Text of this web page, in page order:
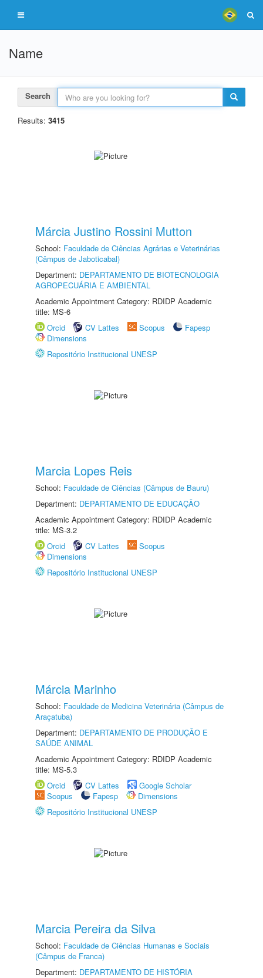
Name
Search
Results: 3415
Márcia Justino Rossini Mutton
School: Faculdade de Ciências Agrárias e Veterinárias
(Câmpus de Jaboticabal)
Department: DEPARTAMENTO DE BIOTECNOLOGIA
AGROPECUÁRIA E AMBIENTAL
Academic Appointment Category: RDIDP Academic
title: MS-6
Orcid
CV Lattes Scopus
Fapesp
Dimensions
Repositório Institucional UNESP
Marcia Lopes Reis
School: Faculdade de Ciências (Câmpus de Bauru)
Department: DEPARTAMENTO DE EDUCAÇÃO
Academic Appointment Category: RDIDP Academic
title: MS-3.2
Orcid
CV Lattes
Scopus
Dimensions
Repositório Institucional UNESP
Márcia Marinho
School: Faculdade de Medicina Veterinária (Câmpus de
Araçatuba)
Department: DEPARTAMENTO DE PRODUÇÃO E
SAÚDE ANIMAL
Academic Appointment Category: RDIDP Academic
title: MS-5.3
Orcid
CV Lattes
Google Scholar
Scopus
Fapesp
Dimensions
Repositório Institucional UNESP
Marcia Pereira da Silva
School: Faculdade de Ciências Humanas e Sociais
(Câmpus de Franca)
Department: DEPARTAMENTO DE HISTÓRIA